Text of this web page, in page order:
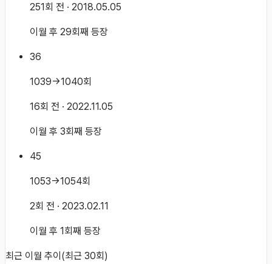
251회 전 · 2018.05.05
이월 후 29회째 등장
36
1039→1040회
16회 전 · 2022.11.05
이월 후 3회째 등장
45
1053→1054회
2회 전 · 2023.02.11
이월 후 1회째 등장
최근 이월 추이 (최근 30회)